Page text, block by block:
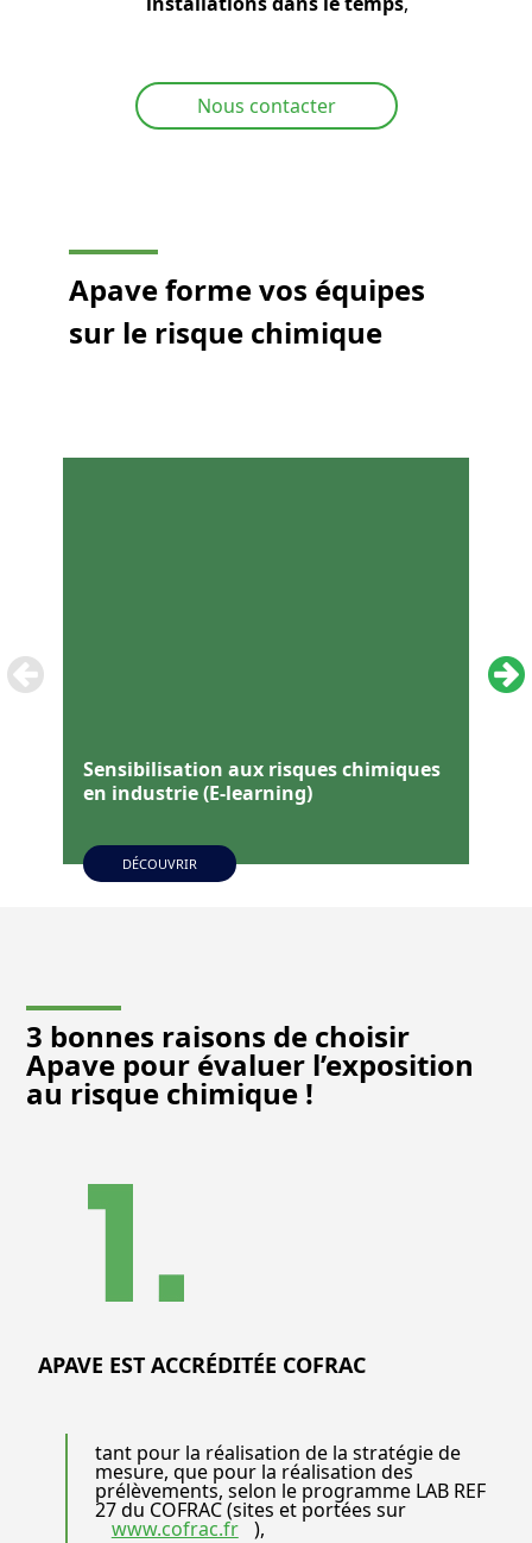
Nous contacter
Apave forme vos équipes
sur le risque chimique
Sensibilisation aux risques chimiques
en industrie (E-learning)
DÉCOUVRIR
3 bonnes raisons de choisir
Apave pour évaluer l’exposition
au risque chimique !
APAVE EST ACCRÉDITÉE COFRAC
tant pour la réalisation de la stratégie de
mesure, que pour la réalisation des
prélèvements, selon le programme LAB REF
27 du COFRAC (sites et portées sur
www.cofrac.fr ),